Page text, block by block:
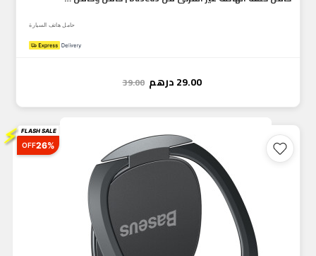
حامل هاتف السيارة
29.00درهم 39.00
⚡ FLASH SALE
26%
OFF